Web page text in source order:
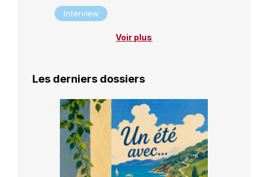
Interview
Voir plus
Les derniers dossiers